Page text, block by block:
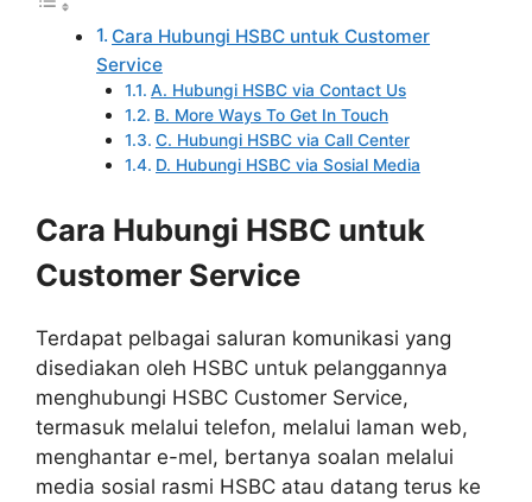
Cara Hubungi HSBC untuk Customer
Service
A. Hubungi HSBC via Contact Us
B. More Ways To Get In Touch
C. Hubungi HSBC via Call Center
D. Hubungi HSBC via Sosial Media
Cara Hubungi HSBC untuk
Customer Service
Terdapat pelbagai saluran komunikasi yang
disediakan oleh HSBC untuk pelanggannya
menghubungi HSBC Customer Service,
termasuk melalui telefon, melalui laman web,
menghantar e-mel, bertanya soalan melalui
media sosial rasmi HSBC atau datang terus ke